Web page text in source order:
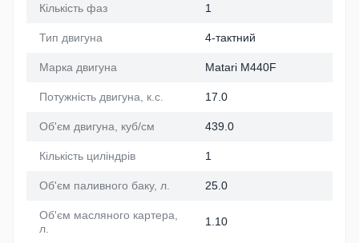
Кількість фаз 1
Тип двигуна 4-тактний
Марка двигуна Matari M440F
Потужність двигуна, к.с. 17.0
Об'єм двигуна, куб/см 439.0
Кількість циліндрів 1
Об'єм паливного баку, л. 25.0
Об'єм масляного картера,
л.
1.10